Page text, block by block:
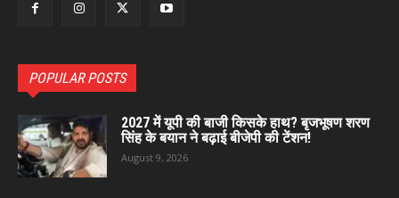
POPULAR POSTS
2027 में यूपी की बाजी किसके हाथ? बृजभूषण शरण
सिंह के बयान ने बढ़ाई बीजेपी की टेंशन!
August 9, 2026